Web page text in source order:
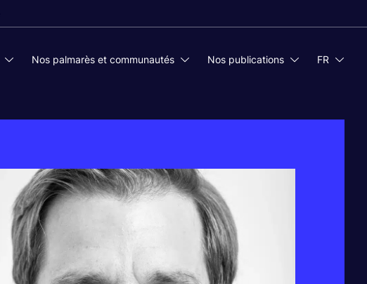
Nos palmarès et communautés Nos publications FR